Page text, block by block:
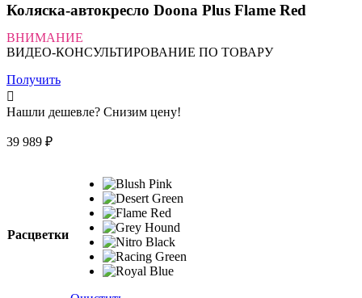
Коляска-автокресло Doona Plus Flame Red
ВНИМАНИЕ
ВИДЕО-КОНСУЛЬТИРОВАНИЕ ПО ТОВАРУ
Получить
Нашли дешевле? Снизим цену!
39 989 ₽
Расцветки